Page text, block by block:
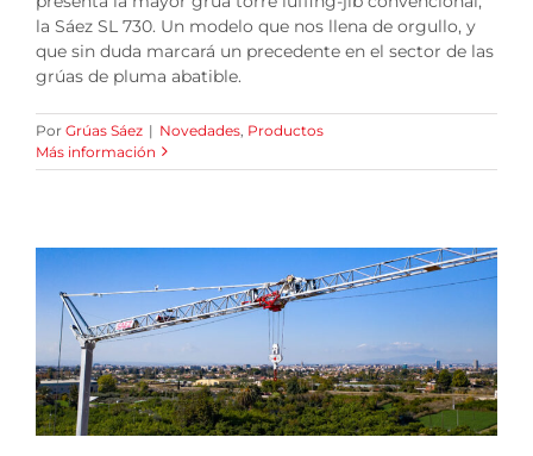
la Sáez SL 730. Un modelo que nos llena de orgullo, y
que sin duda marcará un precedente en el sector de las
grúas de pluma abatible.
Por Grúas Sáez | Novedades Productos
Más información